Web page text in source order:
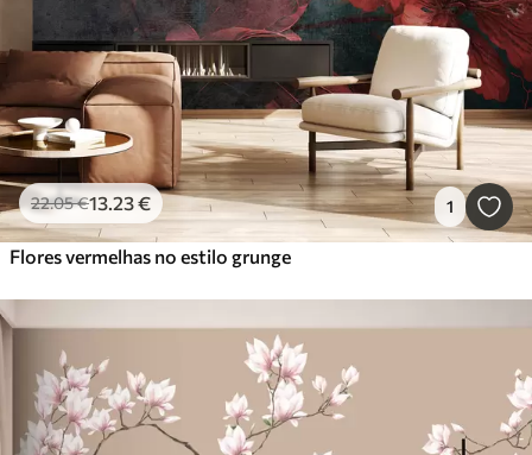
22.05€13.23€ 1
Flores vermelhas no estilo grunge